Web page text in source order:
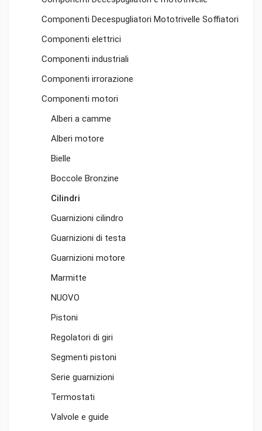
Componenti Decespugliatori Mototrivelle Soffiatori
Componenti elettrici
Componenti industriali
Componenti irrorazione
Componenti motori
Alberi a camme
Alberi motore
Bielle
Boccole Bronzine
Cilindri
Guarnizioni cilindro
Guarnizioni di testa
Guarnizioni motore
Marmitte
NUOVO
Pistoni
Regolatori di giri
Segmenti pistoni
Serie guarnizioni
Termostati
Valvole e guide